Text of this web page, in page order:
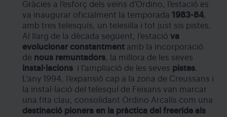
Gràcies a l’esforç dels veïns d’Ordino, l’estació es
va inaugurar oficialment la temporada 1983-84,
amb tres telesquís, un telesilla i tot just sis pistes.
Al llarg de la dècada següent, l’estació va
evolucionar constantment amb la incorporació
de nous remuntadors, la millora de les seves
instal·lacions i l’ampliació de les seves pistes.
L’any 1994, l’expansió cap a la zona de Creussans i
la instal·lació del telesquí de Feixans van marcar
una fita clau, consolidant Ordino Arcalís com una
destinació pionera en la pràctica del freeride als